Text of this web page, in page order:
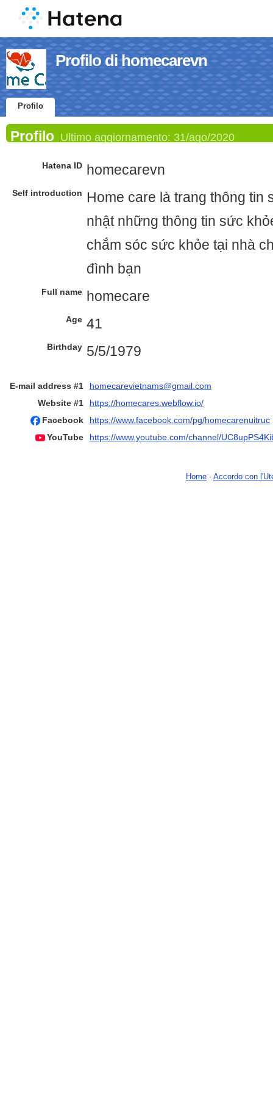
Profilo di homecarevn
Profilo
Profilo Ultimo aggiornamento: 31/ago/2020
Hatena ID homecarevn
Self introduction
Home care là trang thông tin
nhật những thông tin sức
chắm sóc sức khỏe tại nhà
đình bạn
Full name homecare
Age 41
Birthday 5/5/1979
E-mail address #1
homecarevietnams@gmail.com
Website #1
https://homecares.webflow.io/
Facebook
https://www.facebook.com/pg/homecarenuitruc
YouTube
https://www.youtube.com/channel/
Home - Accordo con